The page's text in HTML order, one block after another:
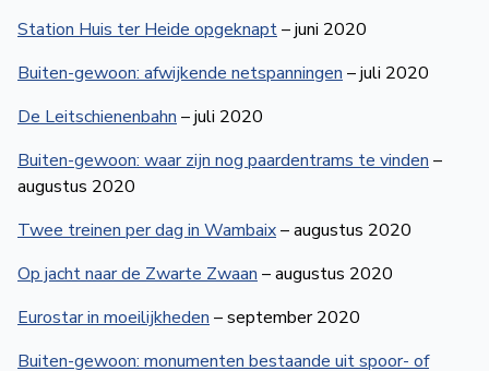
Station Huis ter Heide opgeknapt– juni 2020
Buiten-gewoon: afwijkende netspanningen– juli 2020
De Leitschienenbahn– juli 2020
Buiten-gewoon: waar zijn nog paardentrams te vinden–
augustus 2020
Twee treinen per dag in Wambaix– augustus 2020
Op jacht naar de Zwarte Zwaan– augustus 2020
Eurostar in moeilijkheden– september 2020
Buiten-gewoon: monumenten bestaande uit spoor- of